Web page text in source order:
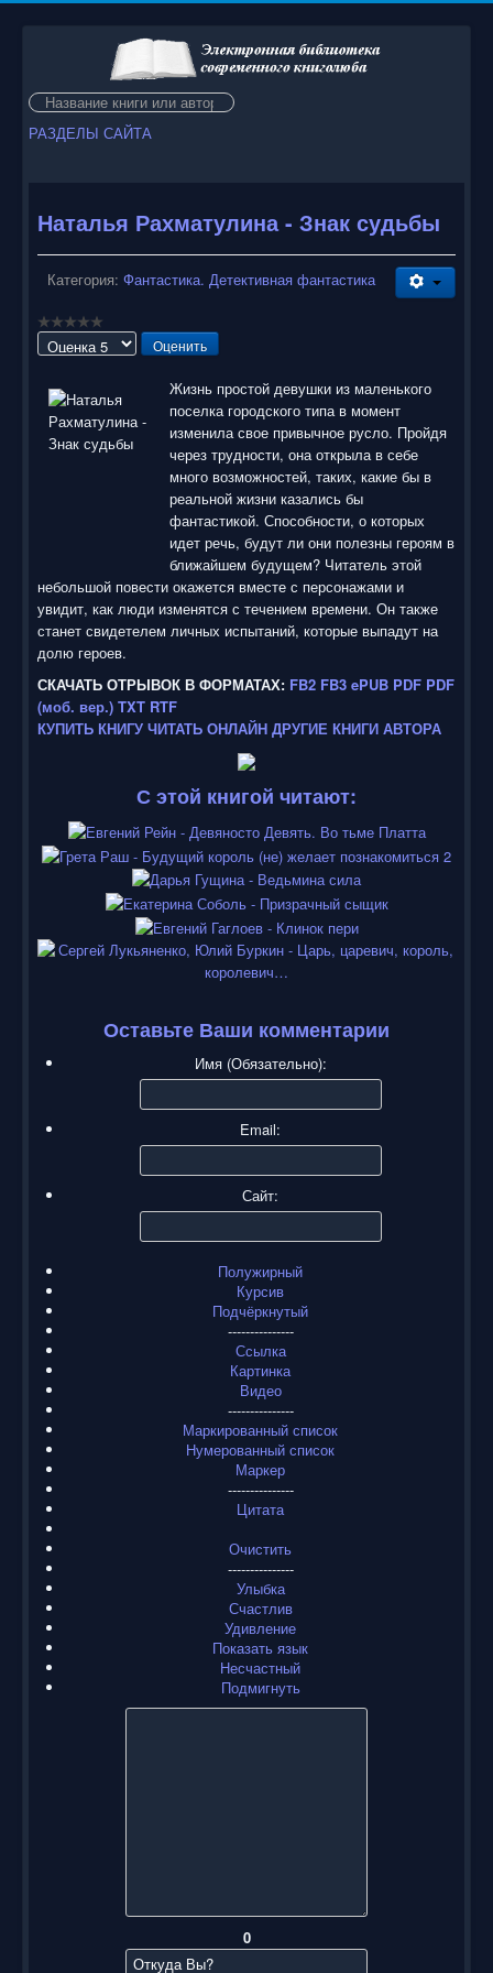
Искать...
РАЗДЕЛЫ САЙТА
Наталья Рахматулина - Знак судьбы
Категория: Фантастика. Детективная фантастика
Пожалуйста,
Жизнь простой девушки из маленького
поселка городского типа в момент
изменила свое привычное русло. Пройдя
через трудности, она открыла в себе
много возможностей, таких, какие бы в
реальной жизни казались бы
фантастикой. Способности, о которых
идет речь, будут ли они полезны героям в
ближайшем будущем? Читатель этой
небольшой повести окажется вместе с персонажами и
увидит, как люди изменятся с течением времени. Он также
станет свидетелем личных испытаний, которые выпадут на
долю героев.
СКАЧАТЬ ОТРЫВОК В ФОРМАТАХ: FB2 FB3 ePUB PDF PDF
(моб. вер.) TXT RTF
КУПИТЬ КНИГУ ЧИТАТЬ ОНЛАЙН ДРУГИЕ КНИГИ АВТОРА
С этой книгой читают:
Оставьте Ваши комментарии
Имя (Обязательно):
Email:
Сайт:
Полужирный
Курсив
Подчёркнутый
---------------
Ссылка
Картинка
Видео
---------------
Маркированный список
Нумерованный список
Маркер
---------------
Цитата
Очистить
---------------
Улыбка
Счастлив
Удивление
Показать язык
Несчастный
Подмигнуть
0